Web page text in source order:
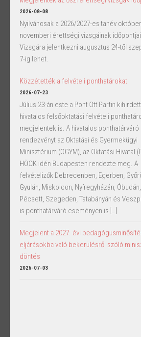
2026-08-08
Nyilvánosak a 2026/2027-es tanév
novemberi érettségi vizsgáinak
Vizsgára jelentkezni augusztus 24-től
7-ig lehet.
Közzétették a felvételi ponthatárokat
2026-07-23
Július 23-án este a Pont Ott Partin
hivatalos felsőoktatási felvételi
megjelentek is. A hivatalos ponthatárváró
rendezvényt az Oktatási és Gyermekügyi
Minisztérium (OGYM), az Oktatási Hivatal
HÖOK idén Budapesten rendezte meg. A
felvételizők Debrecenben, Egerben,
Gyulán, Miskolcon, Nyíregyházán, Óbudán,
Pécsett, Szegeden, Tatabányán és
is ponthatárváró eseményen is […]
Megjelent a 2027. évi
eljárásokba való bekerülésről szóló
döntés
2026-07-03